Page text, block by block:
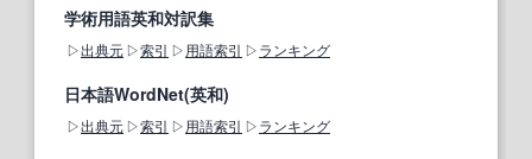
学術用語英和対訳集
出典元 索引 用語索引 ランキング
日本語WordNet(英和)
出典元 索引 用語索引 ランキング